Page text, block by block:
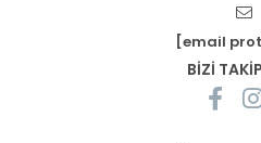
[email
BİZİ